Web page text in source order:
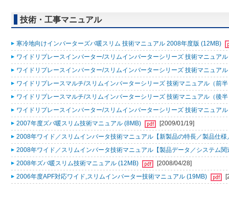
技術・工事マニュアル
寒冷地向けインバーターズバ暖スリム 技術マニュアル 2008年度版 (12MB)
ワイドリプレースインバーター/スリムインバーターシリーズ 技術マニュア
ワイドリプレースインバーター/スリムインバーターシリーズ 技術マニュア
ワイドリプレースマルチ/スリムインバーターシリーズ 技術マニュアル（前
ワイドリプレースマルチ/スリムインバーターシリーズ 技術マニュアル（後
ワイドリプレースインバーター/スリムインバーターシリーズ 技術マニュア
2007年度ズバ暖スリム技術マニュアル (8MB)
[2009/01/19]
2008年ワイド／スリムインバータ技術マニュアル【新製品の特長／製品仕
2008年ワイド／スリムインバータ技術マニュアル【製品データ／システム
2008年ズバ暖スリム技術マニュアル (12MB)
[2008/04/28]
2006年度APF対応ワイド,スリムインバーター技術マニュアル (19MB)